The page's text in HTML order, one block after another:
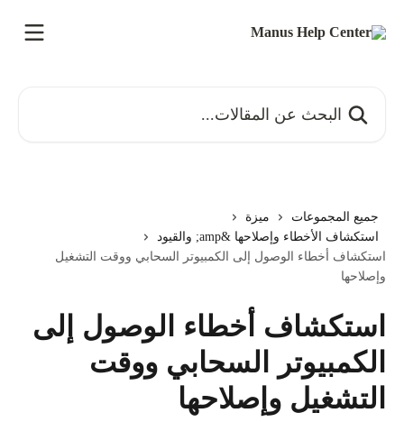
جميع المجموعات
ميزة
استكشاف الأخطاء وإصلاحها &amp; والقيود
استكشاف أخطاء الوصول إلى الكمبيوتر السحابي ووقت التشغيل
وإصلاحها
استكشاف أخطاء الوصول إلى
الكمبيوتر السحابي ووقت
التشغيل وإصلاحها